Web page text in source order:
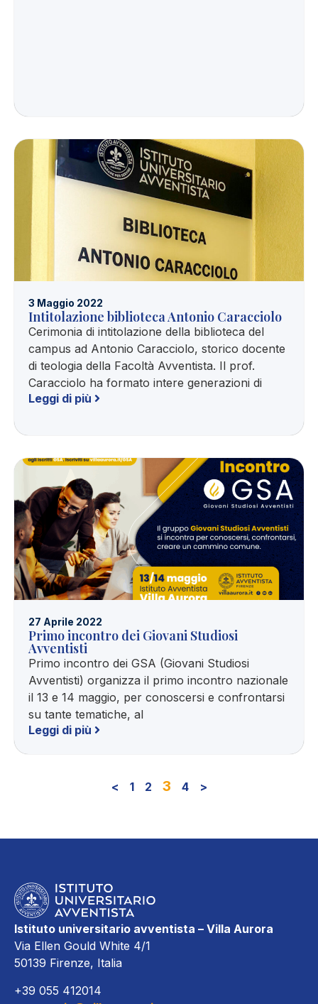
3 Maggio 2022
Intitolazione biblioteca Antonio Caracciolo
Cerimonia di intitolazione della biblioteca del
campus ad Antonio Caracciolo, storico docente
di teologia della Facoltà Avventista. Il prof.
Caracciolo ha formato intere generazioni di
Leggi di più
27 Aprile 2022
Primo incontro dei Giovani Studiosi
Avventisti
Primo incontro dei GSA (Giovani Studiosi
Avventisti) organizza il primo incontro nazionale
il 13 e 14 maggio, per conoscersi e confrontarsi
su tante tematiche, al
Leggi di più
< 1 2 3 4 >
Istituto universitario avventista – Villa Aurora
Via Ellen Gould White 4/1
50139 Firenze, Italia
+39 055 412014